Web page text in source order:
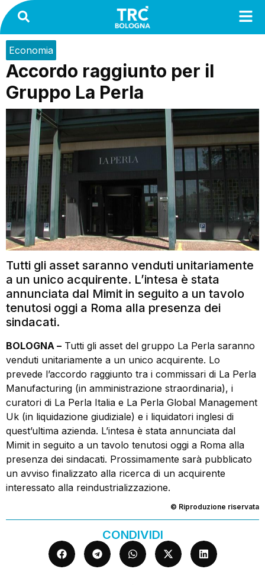
Economia
Accordo raggiunto per il
Gruppo La Perla
Tutti gli asset saranno venduti unitariamente
a un unico acquirente. L’intesa è stata
annunciata dal Mimit in seguito a un tavolo
tenutosi oggi a Roma alla presenza dei
sindacati.
BOLOGNA – Tutti gli asset del gruppo La Perla saranno
venduti unitariamente a un unico acquirente. Lo
prevede l’accordo raggiunto tra i commissari di La Perla
Manufacturing (in amministrazione straordinaria), i
curatori di La Perla Italia e La Perla Global Management
Uk (in liquidazione giudiziale) e i liquidatori inglesi di
quest’ultima azienda. L’intesa è stata annunciata dal
Mimit in seguito a un tavolo tenutosi oggi a Roma alla
presenza dei sindacati. Prossimamente sarà pubblicato
un avviso finalizzato alla ricerca di un acquirente
interessato alla reindustrializzazione.
© Riproduzione riservata
CONDIVIDI